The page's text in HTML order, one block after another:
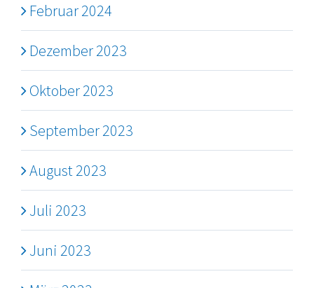
Februar 2024
Dezember 2023
Oktober 2023
September 2023
August 2023
Juli 2023
Juni 2023